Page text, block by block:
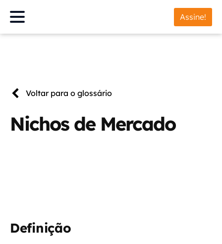
Assine!
Voltar para o glossário
Nichos de Mercado
Definição